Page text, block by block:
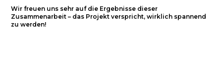
Wir freuen uns sehr auf die Ergebnisse dieser
Zusammenarbeit – das Projekt verspricht, wirklich spannend
zu werden!